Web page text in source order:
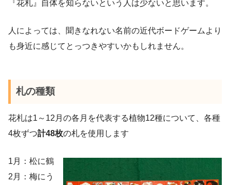
『花札』自体を知らないという人は少ないと思います。
人によっては、聞きなれない名前の近代ボードゲームより
も身近に感じてとっつきやすいかもしれません。
札の種類
花札は1～12月の各月を代表する植物12種について、各種
4枚ずつ計48枚の札を使用します
1月：松に鶴
2月：梅にう